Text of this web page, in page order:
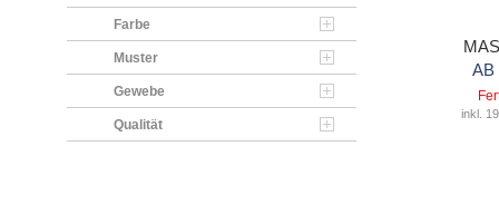
Farbe
Muster
Gewebe
Qualität
AB
inkl.